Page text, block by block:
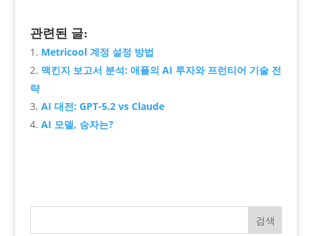
관련된 글:
Metricool 계정 설정 방법
맥킨지 보고서 분석: 애플의 AI 투자와 프런티어 기술 전
략
AI 대전: GPT-5.2 vs Claude
AI 모델, 승자는?
검색